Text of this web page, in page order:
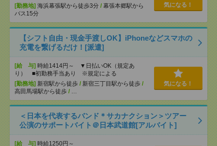
[勤務地] 海浜幕張駅から徒歩3分 / 幕張本郷駅から
バス15分
気になる！
【シフト自由・現金手渡しOK】iPhoneなどスマホの
充電を繋げるだけ！[派遣]
[給 与] 時給1414円～ ▼日払いOK（規定あ
り） ■初勤務手当あり ※規定による
[勤務地] 新宿駅から徒歩 / 新宿三丁目駅から徒歩 /
高田馬場駅から徒歩 / …
気になる！
＜日本を代表するバンド＊サカナクション＞ツアー
公演のサポートバイト＠日本武道館[アルバイト]
[給 与] 時給1250円～